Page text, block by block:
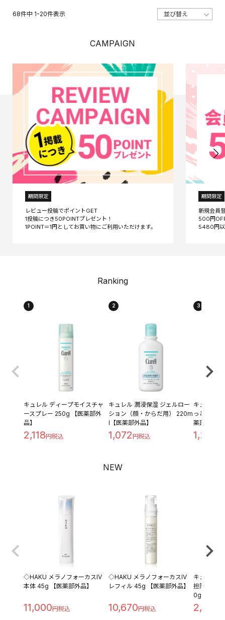
68件中 1-20件表示
CAMPAIGN
期間限定
レビュー投稿でポイントGET
1投稿につき50POINTプレゼント！
期間限定
新規会員
500円
Ranking
1
キュレル ディープモイスチャ
ースプレー 250g 【医薬部外
品】
2,118
2
キュレル 潤浸保湿 ジェルロー
ション（顔・からだ用） 220m
l【医薬部外品】
1,072
3
キュレル
っとり つ
薬部外品】
1,209
NEW
◇HAKU メラノフォーカスIV
本体 45g 【医薬部外品】
11,000
◇HAKU メラノフォーカスIV
レフィル 45g 【医薬部外品】
10,670
キュレル
担防止ベ
0g
2,280